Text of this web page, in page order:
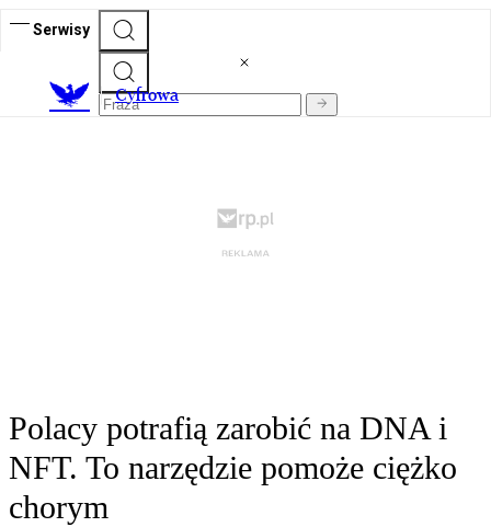
Serwisy
Cyfrowa
Polacy potrafią zarobić na DNA i
NFT. To narzędzie pomoże ciężko
chorym